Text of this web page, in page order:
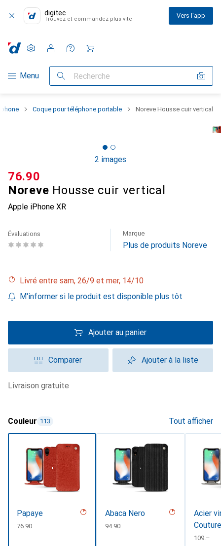
digitec
Trouvez et commandez plus vite Vers l'app
Navigation par catégorie
Menu Recherche
Paramètres
Compte client
Listes de comparaison
Listes d'envies
Panier
Coque pour téléphone portable Noreve Housse cuir vertical
2 images
Noreve Housse cuir vertical
Apple iPhone XR
CHF
76.90
Évaluations Marque
Plus de produits Noreve
Livré entre sam, 26/9 et mer, 14/10
M'informer si le produit est disponible plus tôt
Ajouter au panier
Comparer Ajouter à la liste
livraison gratuite
Couleur 113 Tout afficher
Papaye
CHF
76.90
Abaca Nero
CHF
94.90
Acier
Couture
CHF
109.–